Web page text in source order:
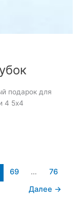
подарок для
4 5х4
69 …
76
Далее →